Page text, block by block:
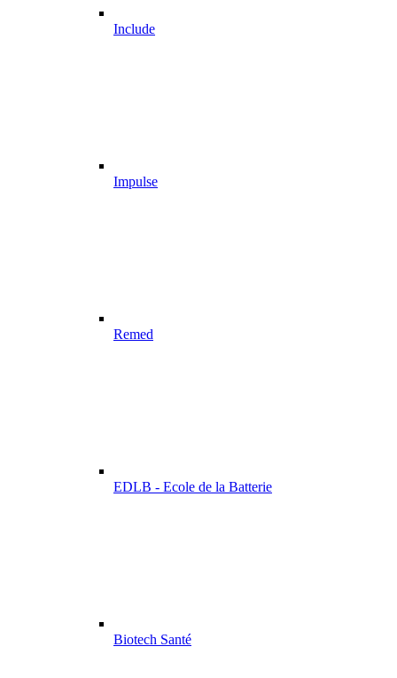
Include
Impulse
Remed
EDLB - Ecole de la Batterie
Biotech Santé